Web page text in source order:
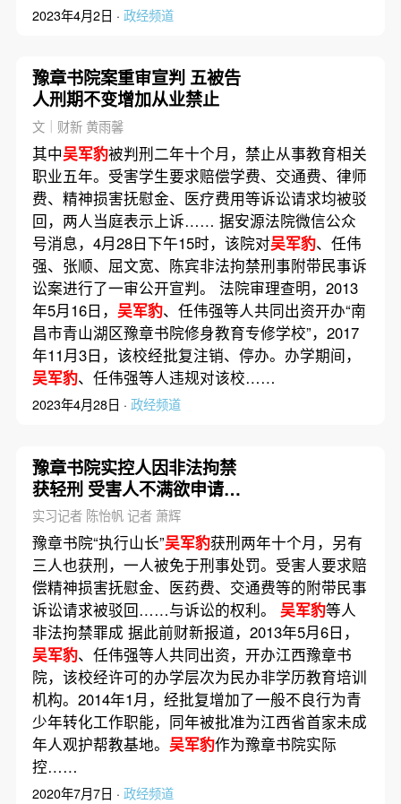
2023年4月2日 · 政经频道
豫章书院案重审宣判 五被告
人刑期不变增加从业禁止
文｜财新 黄雨馨
其中吴军豹被判刑二年十个月，禁止从事教育相关
职业五年。受害学生要求赔偿学费、交通费、律师
费、精神损害抚慰金、医疗费用等诉讼请求均被驳
回，两人当庭表示上诉…… 据安源法院微信公众
号消息，4月28日下午15时，该院对吴军豹、任伟
强、张顺、屈文宽、陈宾非法拘禁刑事附带民事诉
讼案进行了一审公开宣判。 法院审理查明，2013
年5月16日， 吴军豹、任伟强等人共同出资开办“南
昌市青山湖区豫章书院修身教育专修学校”，2017
年11月3日，该校经批复注销、停办。办学期间，
吴军豹、任伟强等人违规对该校……
2023年4月28日 · 政经频道
豫章书院实控人因非法拘禁
获轻刑 受害人不满欲申请抗
诉
实习记者 陈怡帆 记者 萧辉
豫章书院“执行山长”吴军豹获刑两年十个月，另有
三人也获刑，一人被免于刑事处罚。受害人要求赔
偿精神损害抚慰金、医药费、交通费等的附带民事
诉讼请求被驳回……与诉讼的权利。 吴军豹等人
非法拘禁罪成 据此前财新报道，2013年5月6日，
吴军豹、任伟强等人共同出资，开办江西豫章书
院，该校经许可的办学层次为民办非学历教育培训
机构。2014年1月，经批复增加了一般不良行为青
少年转化工作职能，同年被批准为江西省首家未成
年人观护帮教基地。 吴军豹作为豫章书院实际
控……
2020年7月7日 · 政经频道